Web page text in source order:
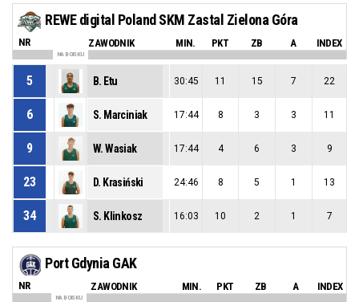
REWE digital Poland SKM Zastal Zielona Góra
NR ZAWODNIK MIN. PKT ZB A INDEX
NA BOISKU
5 B. Etu 30:45 11 15 7 22
6 S. Marciniak 17:44 8 3 3 11
9 W. Wasiak 17:44 4 6 3 9
23 D. Krasiński 24:46 8 5 1 13
34 S. Klinkosz 16:03 10 2 1 7
Port Gdynia GAK
NR ZAWODNIK MIN. PKT ZB A INDEX
NA BOISKU